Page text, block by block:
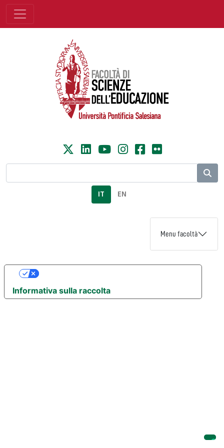
IT EN
Menu facoltà
Informativa sulla raccolta
Le tue preferenze relative alla privacy